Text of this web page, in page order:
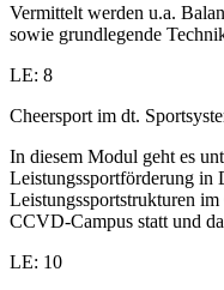
Vermittelt werden u.a.
sowie grundlegende
LE: 8
Cheersport im dt.
In diesem Modul geht es
Leistungssportförderung in
Leistungssportstrukturen
CCVD-Campus statt und
LE: 10